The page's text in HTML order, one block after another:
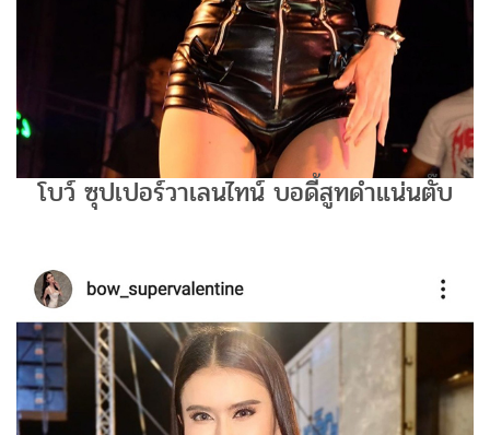
โบว์ ซุปเปอร์วาเลนไทน์ บอดี้สูทดำแน่นตั๊บ